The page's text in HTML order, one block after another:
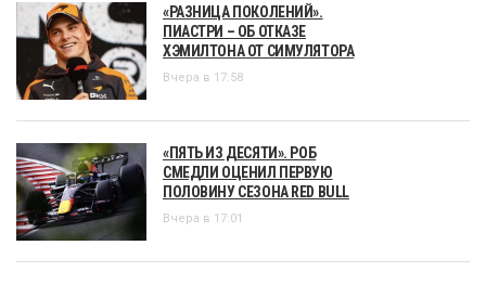
«РАЗНИЦА ПОКОЛЕНИЙ».
ПИАСТРИ – ОБ ОТКАЗЕ
ХЭМИЛТОНА ОТ СИМУЛЯТОРА
Вчера в 17:58
«ПЯТЬ ИЗ ДЕСЯТИ». РОБ
СМЕДЛИ ОЦЕНИЛ ПЕРВУЮ
ПОЛОВИНУ СЕЗОНА RED BULL
Вчера в 17:01